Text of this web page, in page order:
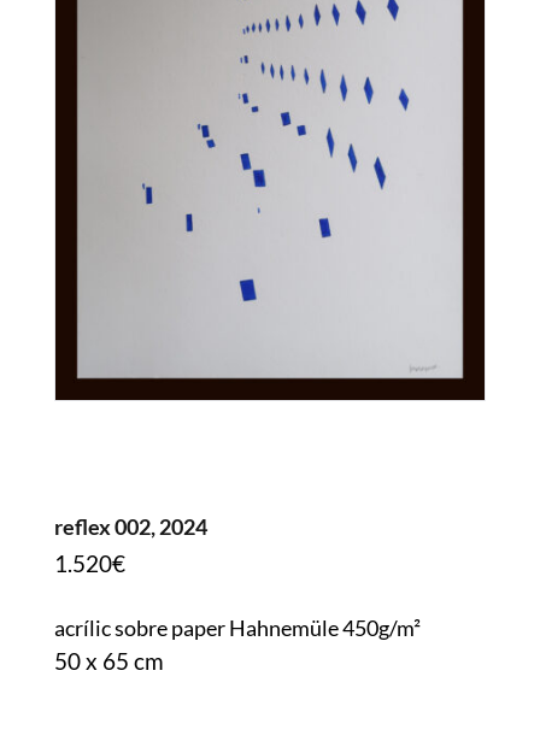
reflex 002, 2024
1.520€
acrílic sobre paper Hahnemüle 450g/m²
50 x 65 cm